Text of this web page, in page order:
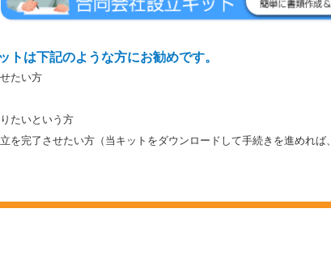
トは下記のような方にお勧めです。
たい方
たいという方
を完了させたい方（当キットをダウンロードして手続きを進めれば